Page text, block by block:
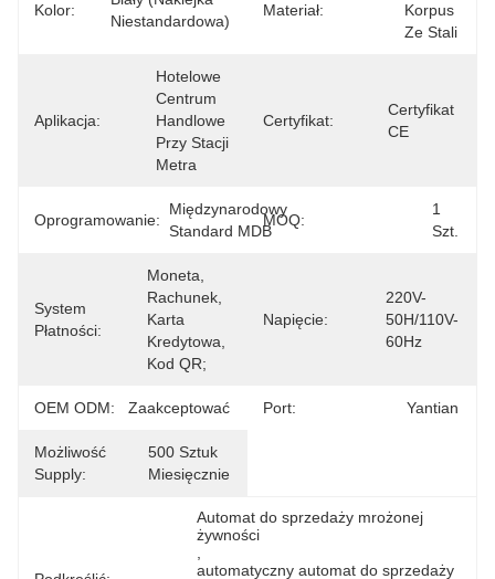
Kolor:
Niestandardowa)
Materiał:
Korpus
Ze Stali
Aplikacja:
Hotelowe
Centrum
Handlowe
Przy Stacji
Metra
Certyfikat:
Certyfikat
CE
Oprogramowanie:
Międzynarodowy
Standard MDB
MOQ:
1
Szt.
System
Płatności:
Moneta,
Rachunek,
Karta
Kredytowa,
Kod QR;
Napięcie:
220V-
50H/110V-
60Hz
OEM ODM: Zaakceptować Port: Yantian
Możliwość
Supply:
500 Sztuk
Miesięcznie
Automat do sprzedaży mrożonej
żywności
automatyczny automat do sprzedaży